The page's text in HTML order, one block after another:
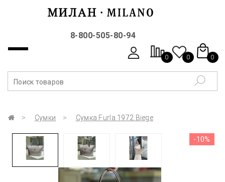
8-800-505-80-94
0 0 0
Сумки Сумка Furla 1972 Biege
-10%